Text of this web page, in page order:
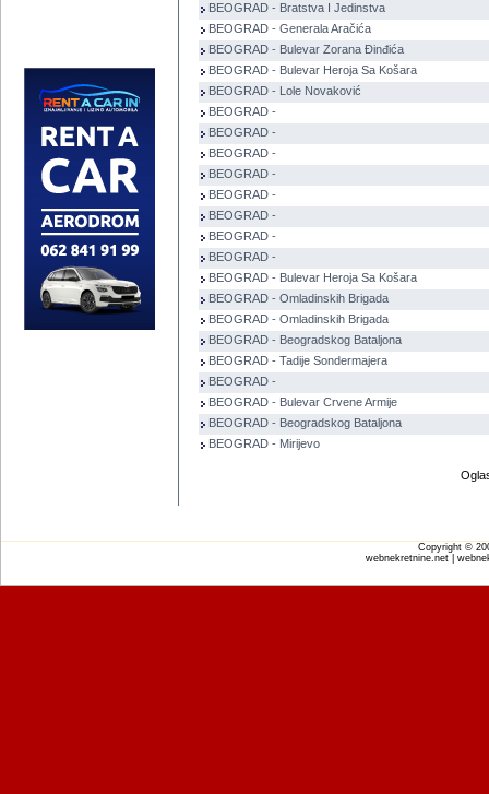
BEOGRAD - Bratstva I Jedinstva
BEOGRAD - Generala Aračića
BEOGRAD - Bulevar Zorana Đinđića
BEOGRAD - Bulevar Heroja Sa Košara
BEOGRAD - Lole Novaković
BEOGRAD -
BEOGRAD -
BEOGRAD -
BEOGRAD -
BEOGRAD -
BEOGRAD -
BEOGRAD -
BEOGRAD -
BEOGRAD - Bulevar Heroja Sa Košara
BEOGRAD - Omladinskih Brigada
BEOGRAD - Omladinskih Brigada
BEOGRAD - Beogradskog Bataljona
BEOGRAD - Tadije Sondermajera
BEOGRAD -
BEOGRAD - Bulevar Crvene Armije
BEOGRAD - Beogradskog Bataljona
BEOGRAD - Mirijevo
Copyright ©
webnekretnine.net |